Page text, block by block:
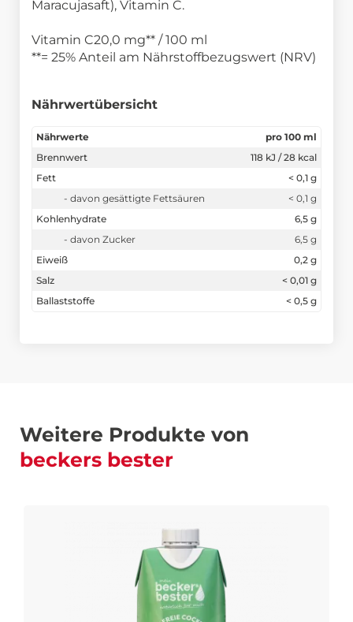
Maracujasaft), Vitamin C.
Vitamin C20,0 mg** / 100 ml
**= 25% Anteil am Nährstoffbezugswert (NRV)
Nährwertübersicht
Nährwerte
pro 100 ml
Brennwert
118 kJ / 28 kcal
Fett
< 0,1 g
- davon gesättigte Fettsäuren
< 0,1 g
Kohlenhydrate
6,5 g
- davon Zucker
6,5 g
Eiweiß
0,2 g
Salz
< 0,01 g
Ballaststoffe
< 0,5 g
Weitere Produkte von
beckers bester